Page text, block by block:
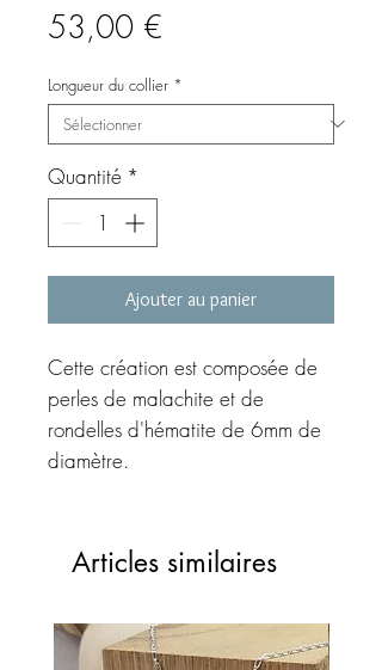
53,00 €
Longueur du collier *
Quantité *
Ajouter au panier
Cette création est composée de
perles de malachite et de
rondelles d'hématite de 6mm de
diamètre.
Longueur du collier : 50 ou 60
Articles similaires